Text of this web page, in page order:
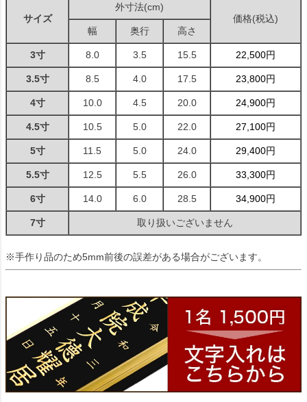
サイズ
外寸法(cm)
価格(税込)
幅
奥行 高さ
3寸 8.0 3.5 15.5 22,500円
3.5寸 8.5 4.0 17.5 23,800円
4寸 10.0 4.5 20.0 24,900円
4.5寸 10.5 5.0 22.0 27,100円
5寸 11.5 5.0 24.0 29,400円
5.5寸 12.5 5.5 26.0 33,300円
6寸 14.0 6.0 28.5 34,900円
7寸 取り扱いございません
※手作り品のため5mm前後の誤差がある場合がございます。